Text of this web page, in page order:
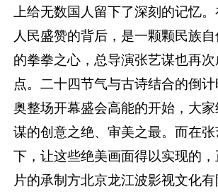
上给无数国人留下了深刻的记忆。
人民盛赞的背后，是一颗颗民族
的拳拳之心，总导演张艺谋也再
点。二十四节气与古诗结合的倒
奥整场开幕盛会高能的开始，大
谋的创意之绝、审美之最。而在张
下，让这些绝美画面得以实现的
片的承制方北京龙江波影视文化